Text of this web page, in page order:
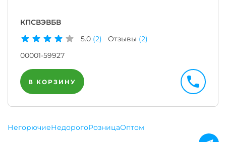
КПСВЭВБВ
5.0 (2) Отзывы (2)
00001-59927
В КОРЗИНУ
НегорючиеНедорогоРозницаОптом